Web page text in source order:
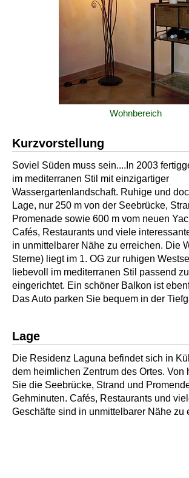
Wohnbereich
Kurzvorstellung
Soviel Süden muss sein....In 2003
im mediterranen Stil mit einzigartiger
Wassergartenlandschaft. Ruhige und
Lage, nur 250 m von der Seebrücke,
Promenade sowie 600 m vom neuen
Cafés, Restaurants und viele
in unmittelbarer Nähe zu erreichen. Die
Sterne) liegt im 1. OG zur ruhigen
liebevoll im mediterranen Stil passend
eingerichtet. Ein schöner Balkon ist
Das Auto parken Sie bequem in der
Lage
Die Residenz Laguna befindet sich in
dem heimlichen Zentrum des Ortes. Von
Sie die Seebrücke, Strand und
Gehminuten. Cafés, Restaurants und
Geschäfte sind in unmittelbarer Nähe zu